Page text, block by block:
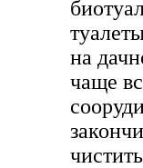
на
чаще